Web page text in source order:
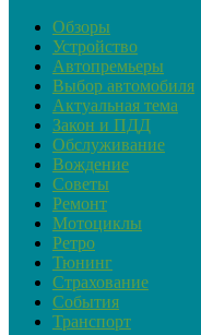
Обзоры
Устройство
Автопремьеры
Выбор автомобиля
Актуальная тема
Закон и ПДД
Обслуживание
Вождение
Советы
Ремонт
Мотоциклы
Ретро
Тюнинг
Страхование
События
Транспорт